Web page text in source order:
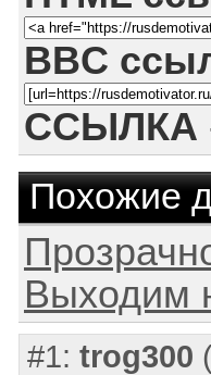
BBC
ССЫЛКА
Похожие
Выходим
#1: trog300